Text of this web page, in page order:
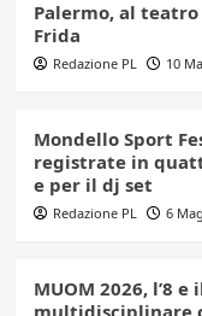
Palermo, al
Frida
Redazione PL 10
Mondello Sport
registrate in
e per il dj set
Redazione PL 6
MUOM 2026, l’8
multidisciplinare